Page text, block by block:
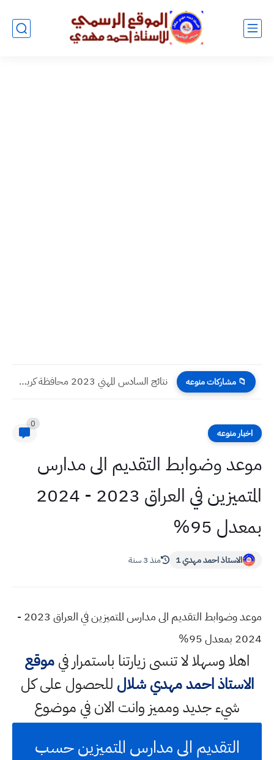
📁 مشاركات منوعه نتائج السادس المهني 2023 محافظة كربلاء الدور الاول
اخبار منوعه
0
موعد وضوابط التقديم الى مدارس
المتميزين في العراق 2023 - 2024
بمعدل 95%
الاستاذ احمد مهدي 1 منذ 3 سنة
موعد وضوابط التقديم الى مدارس المتميزين في العراق 2023 -
2024 بمعدل 95%
اهلا وسهلالا تنسى زيارتنا باستمرار فيموقع
الاستاذ احمد مهدي شلال للحصول على كل
شيء جديد ومميز وانت الان في موضوع
التقديم الى مدارس المتميزين حسب